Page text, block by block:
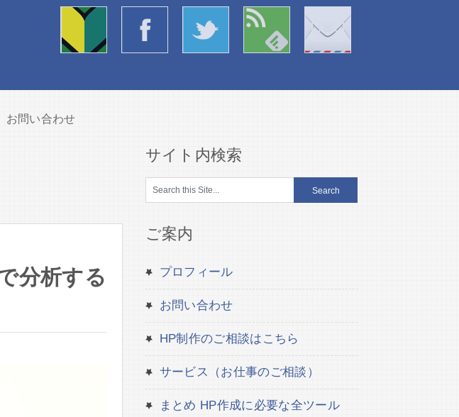
お問い合わせ
分析する
サイト内検索
ご案内
プロフィール
お問い合わせ
HP制作のご相談はこちら
サービス（お仕事のご相談）
まとめ HP作成に必要な全ツール